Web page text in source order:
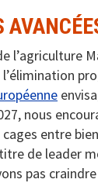
l’agriculture
nous
entre
de leader
pas